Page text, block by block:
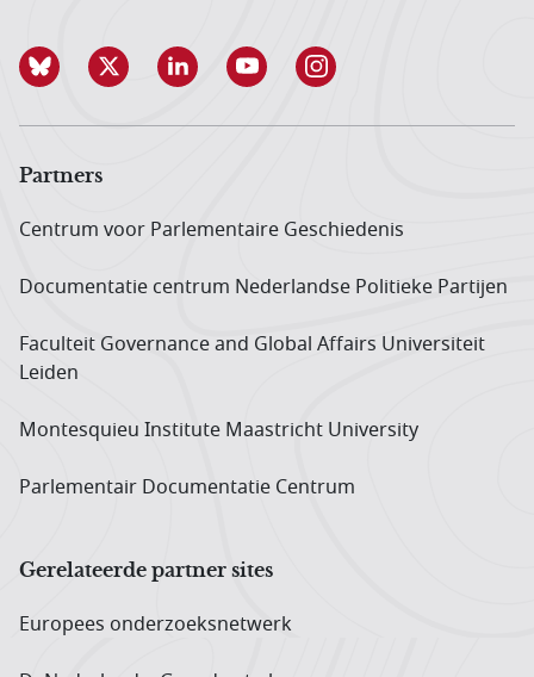
Partners
Centrum voor Parlementaire Geschiedenis
Documentatie centrum Neder­landse Politieke Partijen
Faculteit Governance and Global Affairs Universiteit
Leiden
Montesquieu Institute Maastricht University
Parlementair Documentatie Centrum
Gerelateerde partner sites
Europees onderzoeks­netwerk